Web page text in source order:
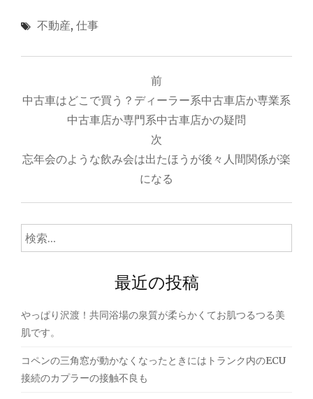
不動産, 仕事
稿
ビ
ー
シ
ョ
前
中古車はどこで買う？ディーラー系中古車店か専業系
中古車店か専門系中古車店かの疑問
次
忘年会のような飲み会は出たほうが後々人間関係が楽
になる
検
索:
最近の投稿
やっぱり沢渡！共同浴場の泉質が柔らかくてお肌つるつる美
肌です。
コペンの三角窓が動かなくなったときにはトランク内のECU
接続のカプラーの接触不良も